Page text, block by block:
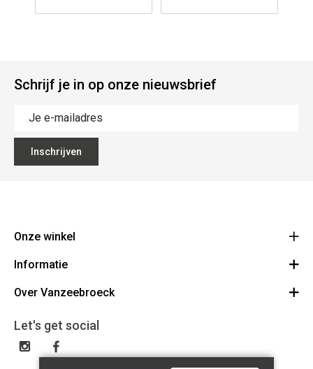
Schrijf je in op onze nieuwsbrief
Inschrijven
Onze winkel
Vanzeebroeck Motors
1600 Sint-Pieters-Leeuw
023316022
BE0425198510
Informatie
Bestelling annuleren
Algemene voorwaarden
Disclaimer
Over Vanzeebroeck
Cadeaubon
Verzenden & Retourneren
Let's get social